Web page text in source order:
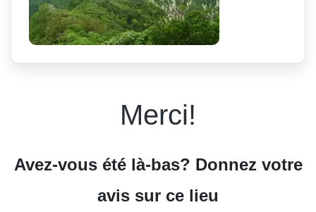
Merci!
Avez-vous été là-bas? Donnez votre
avis sur ce lieu